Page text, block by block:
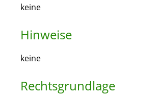
keine
Hinweise
keine
Rechtsgrundlage